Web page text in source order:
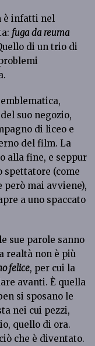
è infatti nel
fuga da reuma
di un trio di
suo negozio,
di liceo e
del film. La
alla fine, e seppur
spettatore (come
però mai avviene),
a uno spaccato
sue parole sanno
realtà non è più
felice, per cui la
avanti. È quella
si sposano le
nei cui pezzi,
quello di ora.
che è diventato.